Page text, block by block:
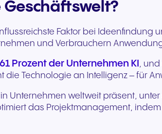
Geschäftswelt?
Faktor bei
und Verbrauchern
Prozent der Unternehmen KI ,
die Technologie an Intelligenz – für
in Unternehmen weltweit präsent,
das Projektmanagement,